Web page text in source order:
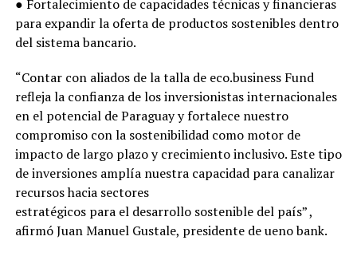
● Fortalecimiento de capacidades técnicas y financieras
para expandir la oferta de productos sostenibles dentro
del sistema bancario.
“Contar con aliados de la talla de eco.business Fund
refleja la confianza de los inversionistas internacionales
en el potencial de Paraguay y fortalece nuestro
compromiso con la sostenibilidad como motor de
impacto de largo plazo y crecimiento inclusivo. Este tipo
de inversiones amplía nuestra capacidad para canalizar
recursos hacia sectores
estratégicos para el desarrollo sostenible del país” ,
afirmó Juan Manuel Gustale, presidente de ueno bank.